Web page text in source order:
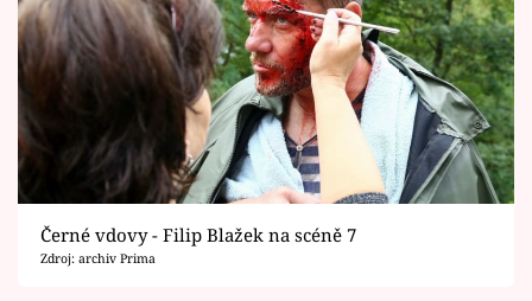
Horoskopy
Sledujte prima+
Filmový festival Karlovy Vary
Pořady
Černé vdovy - Filip Blažek na scéně 7
Zdroj: archiv Prima